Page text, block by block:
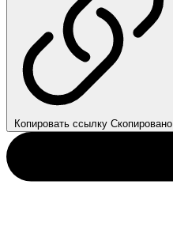
Копировать ссылку Скопировано